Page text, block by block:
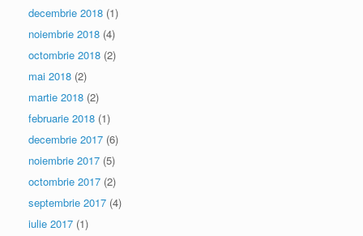
decembrie 2018 (1)
noiembrie 2018 (4)
octombrie 2018 (2)
mai 2018 (2)
martie 2018 (2)
februarie 2018 (1)
decembrie 2017 (6)
noiembrie 2017 (5)
octombrie 2017 (2)
septembrie 2017 (4)
iulie 2017 (1)